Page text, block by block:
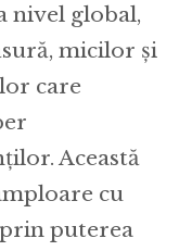
nivel global,
micilor și
care
Această
cu
puterea